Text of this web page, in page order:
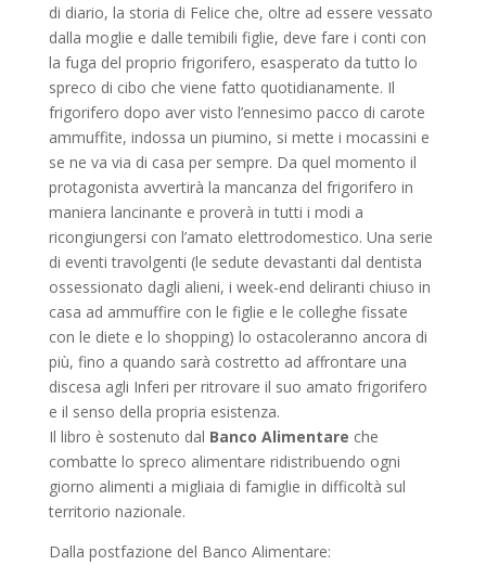
di diario, la storia di Felice che, oltre ad essere vessato
dalla moglie e dalle temibili figlie, deve fare i conti con
la fuga del proprio frigorifero, esasperato da tutto lo
spreco di cibo che viene fatto quotidianamente. Il
frigorifero dopo aver visto l’ennesimo pacco di carote
ammuffite, indossa un piumino, si mette i mocassini e
se ne va via di casa per sempre. Da quel momento il
protagonista avvertirà la mancanza del frigorifero in
maniera lancinante e proverà in tutti i modi a
ricongiungersi con l’amato elettrodomestico. Una serie
di eventi travolgenti (le sedute devastanti dal dentista
ossessionato dagli alieni, i week-end deliranti chiuso in
casa ad ammuffire con le figlie e le colleghe fissate
con le diete e lo shopping) lo ostacoleranno ancora di
più, fino a quando sarà costretto ad affrontare una
discesa agli Inferi per ritrovare il suo amato frigorifero
e il senso della propria esistenza.
Il libro è sostenuto dal Banco Alimentare che
combatte lo spreco alimentare ridistribuendo ogni
giorno alimenti a migliaia di famiglie in difficoltà sul
territorio nazionale.
Dalla postfazione del Banco Alimentare: